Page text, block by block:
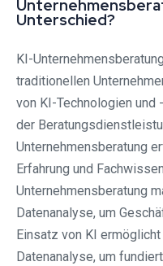
Unterschied?
KI-
traditionellen
von KI-Technologien und
der
Unternehmensberatung
Erfahrung und
Unternehmensberatung
Datenanalyse, um
Einsatz von KI
Datenanalyse, um